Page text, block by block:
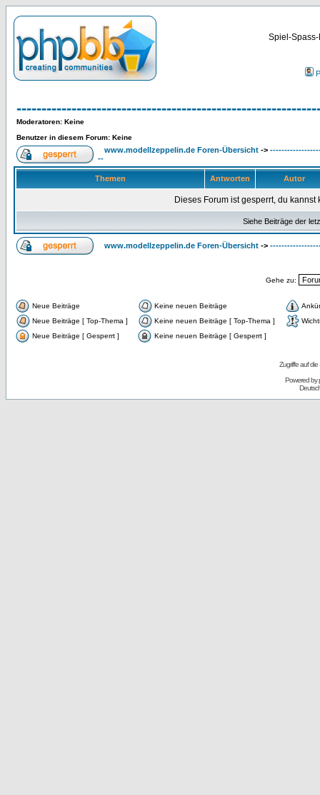
Spiel-
Moderatoren: Keine
Benutzer in diesem Forum: Keine
www.modellzeppelin.de Foren-Übersicht ->
--
Themen Antworten Autor
Dieses Forum ist gesperrt, du
Siehe Beiträge der
www.modellzeppelin.de Foren-Übersicht ->
Gehe zu:
Neue Beiträge Keine neuen Beiträge
Neue Beiträge [ Top-Thema ]
Keine neuen Beiträge [ Top-Thema ]
Neue Beiträge [ Gesperrt ]
Keine neuen Beiträge [ Gesperrt ]
Zugriffe auf
Powered by